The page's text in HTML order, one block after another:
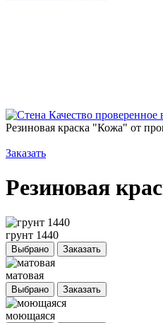
Качество проверенное
Резиновая краска "Кожа" от
Заказать
Резиновая
грунт 1440
Выбрано Заказать
матовая
Выбрано Заказать
моющаяся